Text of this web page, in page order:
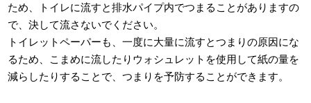
ため、トイレに流すと排水パイプ内でつまることがありますの
で、決して流さないでください。
トイレットペーパーも、一度に大量に流すとつまりの原因にな
るため、こまめに流したりウォシュレットを使用して紙の量を
減らしたりすることで、つまりを予防することができます。